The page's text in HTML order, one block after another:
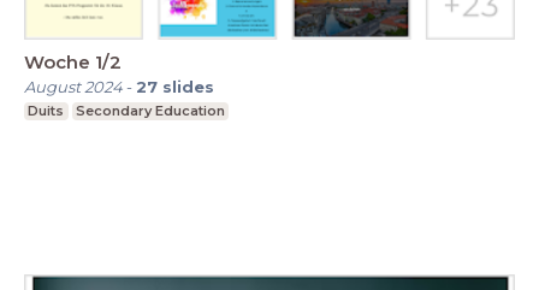
Woche 1/2
August 2024- 27 slides
Duits Secondary Education